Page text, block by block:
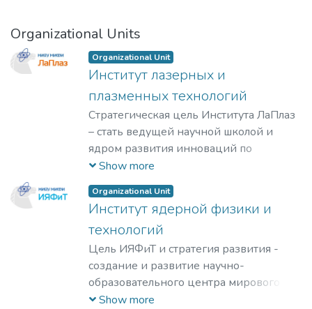
Organizational Units
Organizational Unit
Институт лазерных и
плазменных технологий
Стратегическая цель Института ЛаПлаз
– стать ведущей научной школой и
ядром развития инноваций по
лазерным, плазменным, радиационным
и ускорительным технологиям, с
уникальными образовательными
программами, востребованными на
российском и мировом рынке
образовательных услуг.
Show more
Organizational Unit
Институт ядерной физики и
технологий
Цель ИЯФиТ и стратегия развития -
создание и развитие научно-
образовательного центра мирового
уровня в области ядерной физики и
Show more